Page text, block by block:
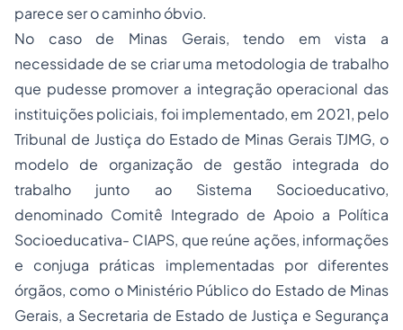
parece ser o caminho óbvio.
No caso de Minas Gerais, tendo em vista a
necessidade de se criar uma metodologia de trabalho
que pudesse promover a integração operacional das
instituições policiais, foi implementado, em 2021, pelo
Tribunal de Justiça do Estado de Minas Gerais TJMG, o
modelo de organização de gestão integrada do
trabalho junto ao Sistema Socioeducativo,
denominado Comitê Integrado de Apoio a Política
Socioeducativa- CIAPS, que reúne ações, informações
e conjuga práticas implementadas por diferentes
órgãos, como o Ministério Público do Estado de Minas
Gerais, a Secretaria de Estado de Justiça e Segurança